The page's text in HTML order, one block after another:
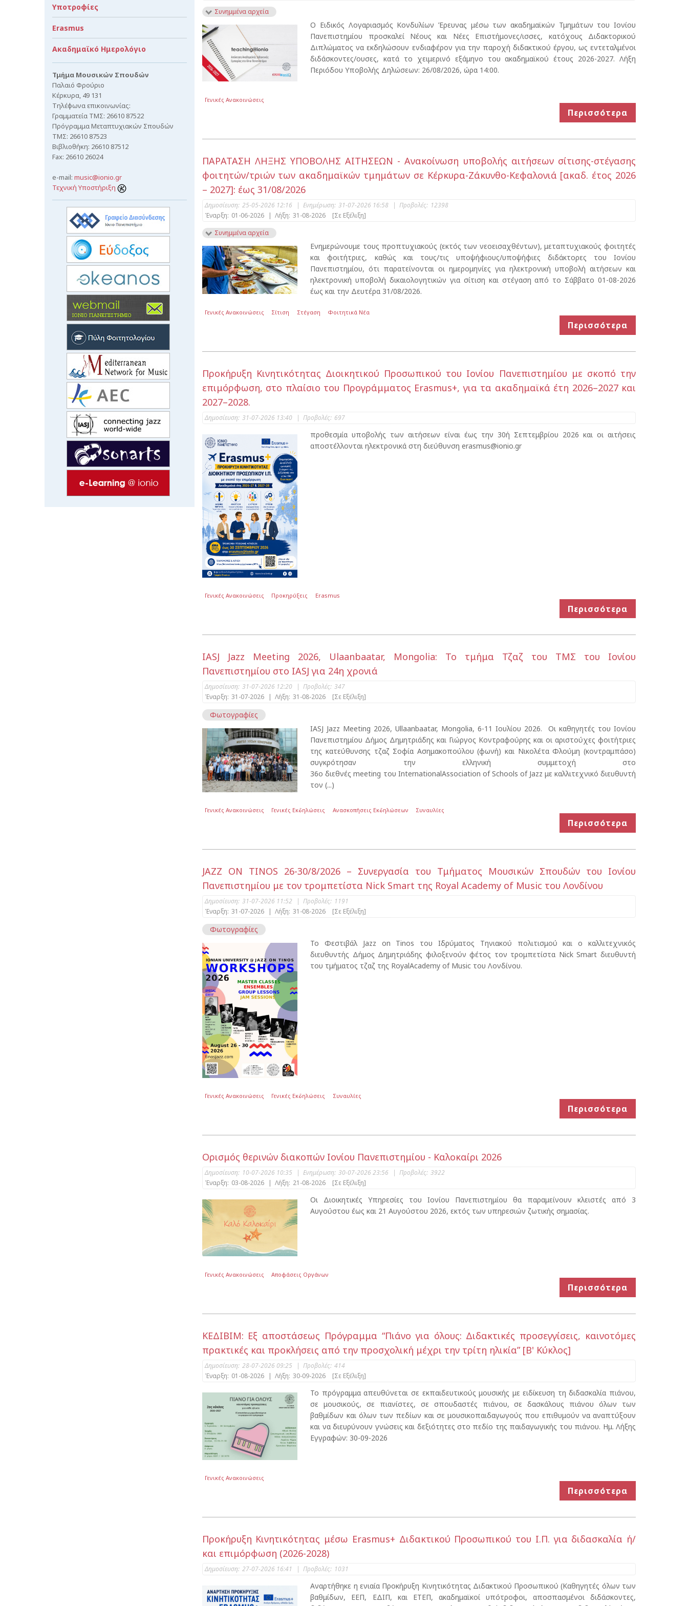
Συνημμένα αρχεία
Ο Ειδικός Λογαριασμός Κονδυλίων Έρευνας μέσω των ακαδημαϊκών Τμημάτων του Ιονίου
Πανεπιστημίου προσκαλεί Νέους και Νέες Επιστήμονες/ισσες, κατόχους Διδακτορικού
Διπλώματος να εκδηλώσουν ενδιαφέρον για την παροχή διδακτικού έργου, ως εντεταλμένοι
διδάσκοντες/ουσες, κατά το χειμερινό εξάμηνο του ακαδημαϊκού έτους 2026-2027. Λήξη
Περιόδου Υποβολής Δηλώσεων: 26/08/2026, ώρα 14:00.
Γενικές Ανακοινώσεις
Περισσότερα
ΠΑΡΑΤΑΣΗ ΛΗΞΗΣ ΥΠΟΒΟΛΗΣ ΑΙΤΗΣΕΩΝ - Ανακοίνωση υποβολής αιτήσεων σίτισης-στέγασης
φοιτητών/τριών των ακαδημαϊκών τμημάτων σε Κέρκυρα-Ζάκυνθο-Κεφαλονιά [ακαδ. έτος 2026
– 2027]: έως 31/08/2026
Δημοσίευση: 25-05-2026 12:16 | Ενημέρωση: 31-07-2026 16:58 | Προβολές: 12398
Έναρξη: 01-06-2026 | Λήξη: 31-08-2026
[Σε Εξέλιξη]
Συνημμένα αρχεία
Ενημερώνουμε τους προπτυχιακούς (εκτός των νεοεισαχθέντων), μεταπτυχιακούς φοιτητές
και φοιτήτριες, καθώς και τους/τις υποψήφιους/υποψήφιες διδάκτορες του Ιονίου
Πανεπιστημίου, ότι παρατείνονται οι ημερομηνίες για ηλεκτρονική υποβολή αιτήσεων και
ηλεκτρονική υποβολή δικαιολογητικών για σίτιση και στέγαση από το Σάββατο 01-08-2026
έως και την Δευτέρα 31/08/2026.
Γενικές Ανακοινώσεις Σίτιση Στέγαση Φοιτητικά Νέα
Περισσότερα
Προκήρυξη Κινητικότητας Διοικητικού Προσωπικού του Ιονίου Πανεπιστημίου με σκοπό την
επιμόρφωση, στο πλαίσιο του Προγράμματος Erasmus+, για τα ακαδημαϊκά έτη 2026–2027 και
2027–2028.
Δημοσίευση: 31-07-2026 13:40 | Προβολές: 697
προθεσμία υποβολής των αιτήσεων είναι έως την 30ή Σεπτεμβρίου 2026 και οι αιτήσεις
αποστέλλονται ηλεκτρονικά στη διεύθυνση erasmus@ionio.gr
Γενικές Ανακοινώσεις Προκηρύξεις Erasmus
Περισσότερα
IASJ Jazz Meeting 2026, Ulaanbaatar, Mongolia: Το τμήμα Τζαζ του ΤΜΣ του Ιονίου
Πανεπιστημίου στο IASJ για 24η χρονιά
Δημοσίευση: 31-07-2026 12:20 | Προβολές: 347
Έναρξη: 31-07-2026 | Λήξη: 31-08-2026 [Σε Εξέλιξη]
Φωτογραφίες
IASJ Jazz Meeting 2026, Ullaanbaatar, Mongolia, 6-11 Ιουλίου 2026. Οι καθηγητές του Ιονίου
Πανεπιστημίου Δήμος Δημητριάδης και Γιώργος Κοντραφούρης και οι αριστούχες φοιτήτριες
της κατεύθυνσης τζαζ Σοφία Ασημακοπούλου (φωνή) και Νικολέτα Φλούμη (κοντραμπάσο)
συγκρότησαν την ελληνική συμμετοχή στο
36o διεθνές meeting του InternationalAssociation of Schools of Jazz με καλλιτεχνικό διευθυντή
τον (...)
Γενικές Ανακοινώσεις Γενικές Εκδηλώσεις Ανασκοπήσεις Εκδηλώσεων Συναυλίες
Περισσότερα
JAZZ ON TINOS 26-30/8/2026 – Συνεργασία του Τμήματος Μουσικών Σπουδών του Ιονίου
Πανεπιστημίου με τον τρομπετίστα Nick Smart της Royal Academy of Music του Λονδίνου
Δημοσίευση: 31-07-2026 11:52 | Προβολές: 1191
Έναρξη: 31-07-2026 | Λήξη: 31-08-2026 [Σε Εξέλιξη]
Φωτογραφίες
Το Φεστιβάλ Jazz on Tinos του Ιδρύματος Τηνιακού πολιτισμού και ο καλλιτεχνικός
διευθυντής Δήμος Δημητριάδης φιλοξενούν φέτος τον τρομπετίστα Nick Smart διευθυντή
του τμήματος τζαζ της RoyalAcademy of Music του Λονδίνου.
Γενικές Ανακοινώσεις Γενικές Εκδηλώσεις Συναυλίες
Περισσότερα
Ορισμός θερινών διακοπών Ιονίου Πανεπιστημίου - Καλοκαίρι 2026
Δημοσίευση: 10-07-2026 10:35 | Ενημέρωση: 30-07-2026 23:56 | Προβολές: 3922
Έναρξη: 03-08-2026 | Λήξη: 21-08-2026 [Σε Εξέλιξη]
Οι Διοικητικές Υπηρεσίες του Ιονίου Πανεπιστημίου θα παραμείνουν κλειστές από 3
Αυγούστου έως και 21 Αυγούστου 2026, εκτός των υπηρεσιών ζωτικής σημασίας.
Γενικές Ανακοινώσεις Αποφάσεις Οργάνων
Περισσότερα
ΚΕΔΙΒΙΜ: Εξ αποστάσεως Πρόγραμμα “Πιάνο για όλους: Διδακτικές προσεγγίσεις, καινοτόμες
πρακτικές και προκλήσεις από την προσχολική μέχρι την τρίτη ηλικία” [Β' Κύκλος]
Δημοσίευση: 28-07-2026 09:25 | Προβολές: 414
Έναρξη: 01-08-2026 | Λήξη: 30-09-2026 [Σε Εξέλιξη]
Το πρόγραμμα απευθύνεται σε εκπαιδευτικούς μουσικής με ειδίκευση τη διδασκαλία πιάνου,
σε μουσικούς, σε πιανίστες, σε σπουδαστές πιάνου, σε δασκάλους πιάνου όλων των
βαθμίδων και όλων των πεδίων και σε μουσικοπαιδαγωγούς που επιθυμούν να αναπτύξουν
και να διευρύνουν γνώσεις και δεξιότητες στο πεδίο της παιδαγωγικής του πιάνου. Ημ. Λήξης
Εγγραφών: 30-09-2026
Γενικές Ανακοινώσεις
Περισσότερα
Προκήρυξη Κινητικότητας μέσω Erasmus+ Διδακτικού Προσωπικού του Ι.Π. για διδασκαλία ή/
και επιμόρφωση (2026-2028)
Δημοσίευση: 27-07-2026 16:41 | Προβολές: 1031
Αναρτήθηκε η ενιαία Προκήρυξη Κινητικότητας Διδακτικού Προσωπικού (Καθηγητές όλων των
βαθμίδων, ΕΕΠ, ΕΔΙΠ, και ΕΤΕΠ, ακαδημαϊκοί υπότροφοι, αποσπασμένοι διδάσκοντες,
Υποτροφίες
Erasmus
Ακαδημαϊκό Ημερολόγιο
Τμήμα Μουσικών Σπουδών
Παλαιό Φρούριο
Κέρκυρα, 49 131
Τηλέφωνα επικοινωνίας:
Γραμματεία ΤΜΣ: 26610 87522
Πρόγραμμα Μεταπτυχιακών Σπουδών
ΤΜΣ: 26610 87523
Βιβλιοθήκη: 26610 87512
Fax: 26610 26024
e-mail: music@ionio.gr
Τεχνική Υποστήριξη